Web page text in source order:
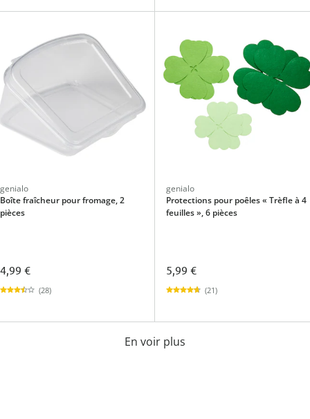
genialo
Boîte fraîcheur pour fromage, 2
pièces
4,99 €
(28)
genialo
Protections pour poêles « Trèfle à 4
feuilles », 6 pièces
5,99 €
(21)
En voir plus